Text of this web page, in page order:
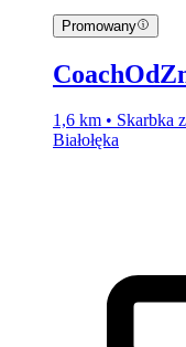
Promowany
1,6 km • Skarbka
Białołęka